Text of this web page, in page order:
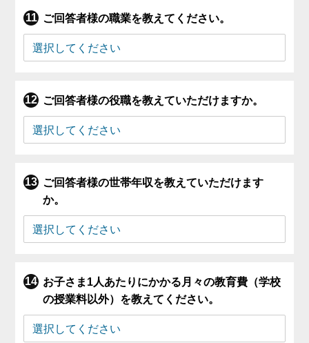
ご回答者様の職業を教えてください。
ご回答者様の役職を教えていただけますか。
ご回答者様の世帯年収を教えていただけます
か。
お子さま1人あたりにかかる月々の教育費（学校
の授業料以外）を教えてください。